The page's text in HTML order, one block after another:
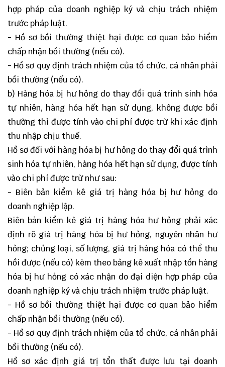
hợp pháp của doanh nghiệp ký và chịu trách nhiệm
trước pháp luật.
- Hồ sơ bồi thường thiệt hại được cơ quan bảo hiểm
chấp nhận bồi thường (nếu có).
- Hồ sơ quy định trách nhiệm của tổ chức, cá nhân phải
bồi thường (nếu có).
b) Hàng hóa bị hư hỏng do thay đổi quá trình sinh hóa
tự nhiên, hàng hóa hết hạn sử dụng, không được bồi
thường thì được tính vào chi phí được trừ khi xác định
thu nhập chịu thuế.
Hồ sơ đối với hàng hóa bị hư hỏng do thay đổi quá trình
sinh hóa tự nhiên, hàng hóa hết hạn sử dụng, được tính
vào chi phí được trừ như sau:
- Biên bản kiểm kê giá trị hàng hóa bị hư hỏng do
doanh nghiệp lập.
Biên bản kiểm kê giá trị hàng hóa hư hỏng phải xác
định rõ giá trị hàng hóa bị hư hỏng, nguyên nhân hư
hỏng; chủng loại, số lượng, giá trị hàng hóa có thể thu
hồi được (nếu có) kèm theo bảng kê xuất nhập tồn hàng
hóa bị hư hỏng có xác nhận do đại diện hợp pháp của
doanh nghiệp ký và chịu trách nhiệm trước pháp luật.
- Hồ sơ bồi thường thiệt hại được cơ quan bảo hiểm
chấp nhận bồi thường (nếu có).
- Hồ sơ quy định trách nhiệm của tổ chức, cá nhân phải
bồi thường (nếu có).
Hồ sơ xác định giá trị tổn thất được lưu tại doanh